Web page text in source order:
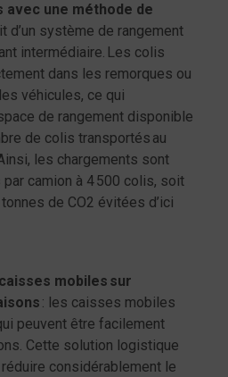
une méthode de
d’un système de rangement
intermédiaire. Les colis
dans les remorques ou
véhicules, ce qui
de rangement disponible
de colis transportés au
les chargements sont
camion à 4 500 colis, soit
de CO2 évitées d’ici
mobiles sur
: les caisses mobiles
peuvent être facilement
Cette solution logistique
considérablement le